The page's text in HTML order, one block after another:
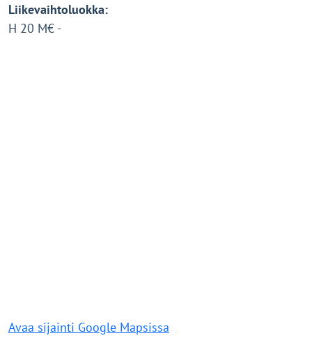
Liikevaihtoluokka:
H 20 M€ -
Avaa sijainti Google Mapsissa